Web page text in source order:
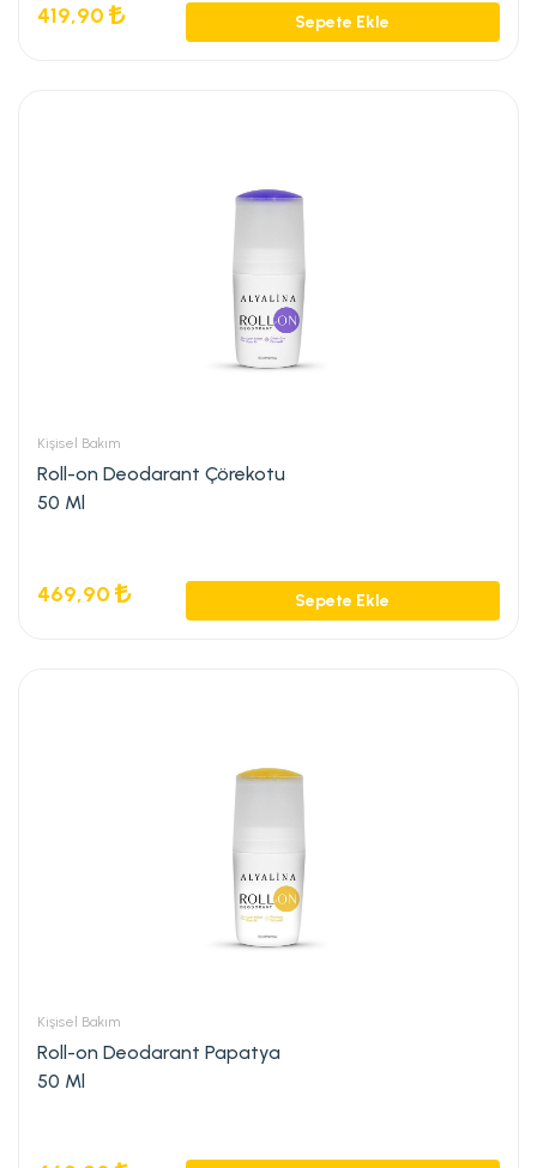
419,90 Sepete Ekle
Kişisel Bakım
Roll-on Deodarant Çörekotu
50 Ml
469,90 Sepete Ekle
Kişisel Bakım
Roll-on Deodarant Papatya
50 Ml